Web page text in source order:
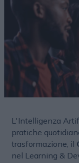
L'Intelligenza
pratiche
trasformazione, il
nel Learning &